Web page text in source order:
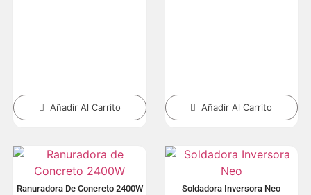
Añadir Al Carrito Añadir Al Carrito
Ranuradora De Concreto 2400W Soldadora Inversora Neo